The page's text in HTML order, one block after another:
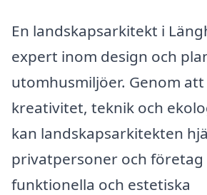
En landskapsarkitekt i
expert inom design och
utomhusmiljöer. Genom
kreativitet, teknik och
kan landskapsarkitekten
privatpersoner och företag
funktionella och estetiska